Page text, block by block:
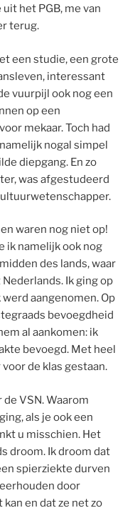
het PGB, me van
terug.
een studie, een grote
interessant
vuurpijl ook nog een
op een
mekaar. Toch had
nogal simpel
diepgang. En zo
was afgestudeerd
waren nog niet op!
ik namelijk ook nog
des lands, waar
Ik ging op
aangenomen. Op
bevoegdheid
al aankomen: ik
bevoegd. Met heel
de klas gestaan.
VSN. Waarom
als je ook een
u misschien. Het
droom. Ik droom dat
spierziekte durven
door
en dat ze net zo